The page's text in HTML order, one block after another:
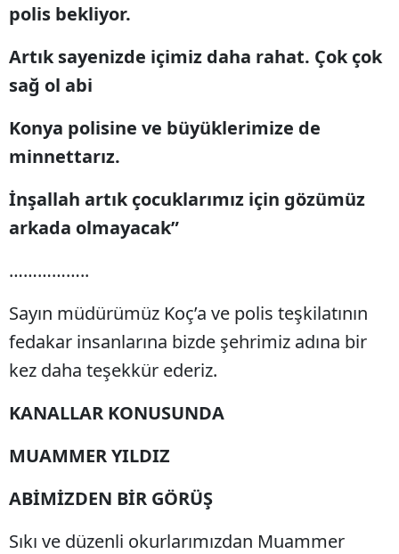
polis bekliyor.
Artık sayenizde içimiz daha rahat. Çok çok
sağ ol abi
Konya polisine ve büyüklerimize de
minnettarız.
İnşallah artık çocuklarımız için gözümüz
arkada olmayacak”
……………..
Sayın müdürümüz Koç’a ve polis teşkilatının
fedakar insanlarına bizde şehrimiz adına bir
kez daha teşekkür ederiz.
KANALLAR KONUSUNDA
MUAMMER YILDIZ
ABİMİZDEN BİR GÖRÜŞ
Sıkı ve düzenli okurlarımızdan Muammer